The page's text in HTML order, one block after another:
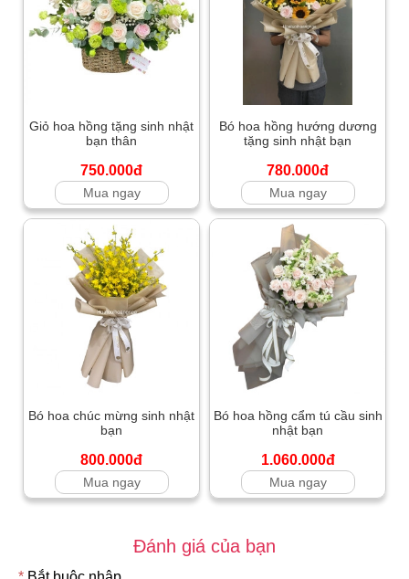
Giỏ hoa hồng tặng sinh nhật
bạn thân
750.000đ
Mua ngay
Bó hoa hồng hướng dương
tặng sinh nhật bạn
780.000đ
Mua ngay
Bó hoa chúc mừng sinh nhật
bạn
800.000đ
Mua ngay
Bó hoa hồng cẩm tú cầu sinh
nhật bạn
1.060.000đ
Mua ngay
Đánh giá của bạn